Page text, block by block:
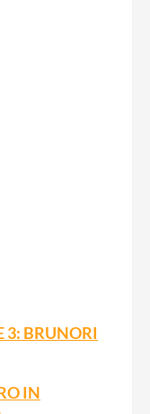
3: BRUNORI
IN